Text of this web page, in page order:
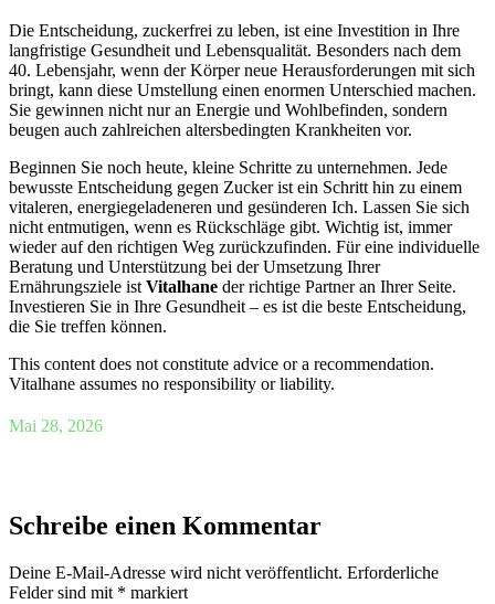
Die Entscheidung, zuckerfrei zu leben, ist eine Investition in Ihre
langfristige Gesundheit und Lebensqualität. Besonders nach dem
40. Lebensjahr, wenn der Körper neue Herausforderungen mit sich
bringt, kann diese Umstellung einen enormen Unterschied machen.
Sie gewinnen nicht nur an Energie und Wohlbefinden, sondern
beugen auch zahlreichen altersbedingten Krankheiten vor.
Beginnen Sie noch heute, kleine Schritte zu unternehmen. Jede
bewusste Entscheidung gegen Zucker ist ein Schritt hin zu einem
vitaleren, energiegeladeneren und gesünderen Ich. Lassen Sie sich
nicht entmutigen, wenn es Rückschläge gibt. Wichtig ist, immer
wieder auf den richtigen Weg zurückzufinden. Für eine individuelle
Beratung und Unterstützung bei der Umsetzung Ihrer
Ernährungsziele ist Vitalhane der richtige Partner an Ihrer Seite.
Investieren Sie in Ihre Gesundheit – es ist die beste Entscheidung,
die Sie treffen können.
This content does not constitute advice or a recommendation.
Vitalhane assumes no responsibility or liability.
Mai 28, 2026
Schreibe einen Kommentar
Deine E-Mail-Adresse wird nicht veröffentlicht. Erforderliche
Felder sind mit * markiert